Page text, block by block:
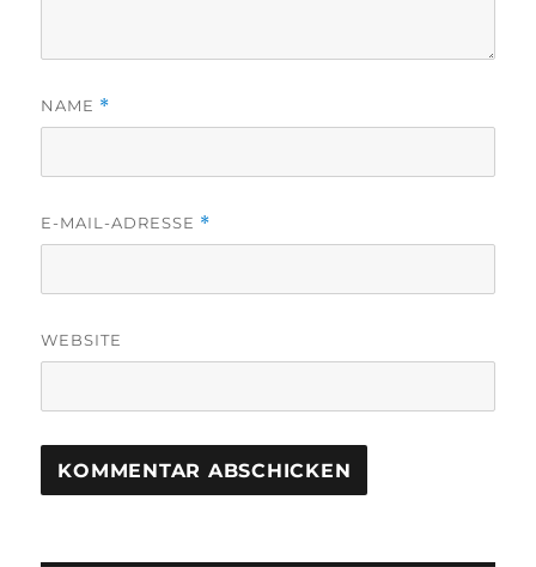
NAME *
E-MAIL-ADRESSE *
WEBSITE